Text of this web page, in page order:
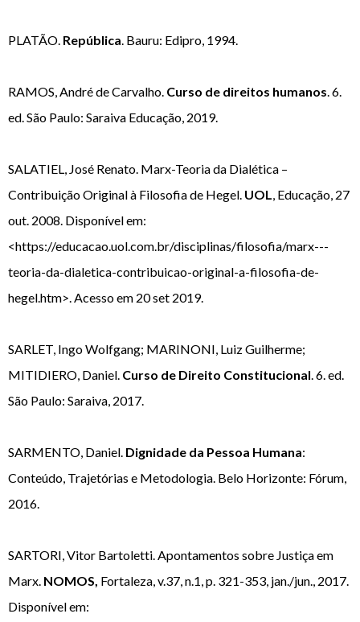
PLATÃO. República. Bauru: Edipro, 1994.
RAMOS, André de Carvalho. Curso de direitos humanos. 6.
ed. São Paulo: Saraiva Educação, 2019.
SALATIEL, José Renato. Marx-Teoria da Dialética –
Contribuição Original à Filosofia de Hegel. UOL, Educação, 27
out. 2008. Disponível em:
<https://educacao.uol.com.br/disciplinas/filosofia/marx---
teoria-da-dialetica-contribuicao-original-a-filosofia-de-
hegel.htm>. Acesso em 20 set 2019.
SARLET, Ingo Wolfgang; MARINONI, Luiz Guilherme;
MITIDIERO, Daniel. Curso de Direito Constitucional. 6. ed.
São Paulo: Saraiva, 2017.
SARMENTO, Daniel. Dignidade da Pessoa Humana:
Conteúdo, Trajetórias e Metodologia. Belo Horizonte: Fórum,
2016.
SARTORI, Vitor Bartoletti. Apontamentos sobre Justiça em
Marx. NOMOS, Fortaleza, v.37, n.1, p. 321-353, jan./jun., 2017.
Disponível em: